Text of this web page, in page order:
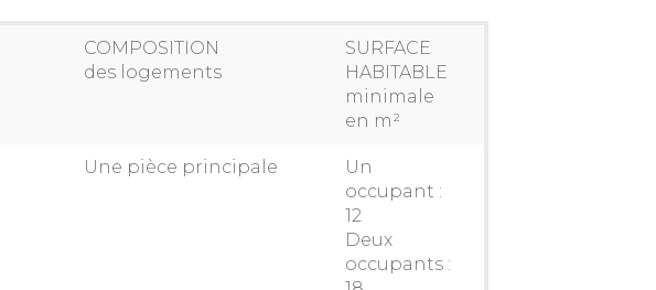
COMPOSITION
des logements
SURFACE
HABITABLE
minimale
en m²
Une pièce principale
Un
occupant :
12
Deux
occupants :